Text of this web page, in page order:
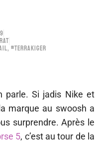
, #TERRAKIGER
parle. Si jadis Nike et
marque au swoosh a
surprendre. Après le
5, c’est au tour de la